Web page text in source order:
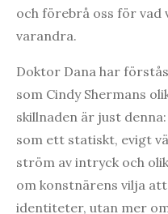
och förebrå oss för vad
varandra.
Doktor Dana har
som Cindy Shermans
skillnaden är just
som ett statiskt, evigt
ström av intryck och
om konstnärens vilja
identiteter, utan mer